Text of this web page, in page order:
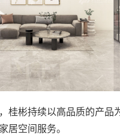
桂彬持续以高品质的产品
居空间服务。